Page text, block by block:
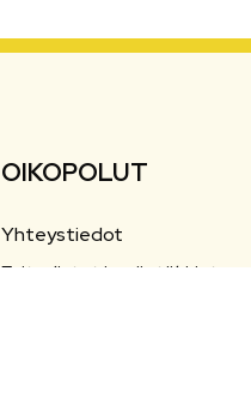
OIKOPOLUT
Yhteystiedot
Esityslistat ja pöytäkirjat